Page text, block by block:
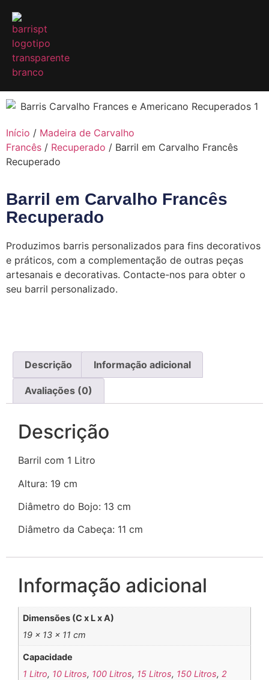
Início / Madeira de Carvalho
Francês / Recuperado / Barril em Carvalho Francês
Recuperado
Barril em Carvalho Francês
Recuperado
Produzimos barris personalizados para fins decorativos
e práticos, com a complementação de outras peças
artesanais e decorativas. Contacte-nos para obter o
seu barril personalizado.
Descrição Informação adicional
Avaliações (0)
Descrição
Barril com 1 Litro
Altura: 19 cm
Diâmetro do Bojo: 13 cm
Diâmetro da Cabeça: 11 cm
Informação adicional
Dimensões (C x L x A)
19 × 13 × 11 cm
Capacidade
1 Litro, 10 Litros, 100 Litros, 15 Litros, 150 Litros, 2